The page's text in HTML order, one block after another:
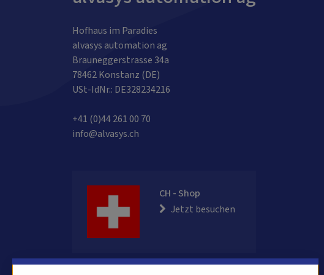
Hofhaus im Paradies
alvasys automation ag
Brauneggerstrasse 34a
78462 Konstanz (DE)
USt-IdNr.: DE328234216
+41 (0)44 261 00 70
info@alvasys.ch
CH - Shop
Jetzt besuchen